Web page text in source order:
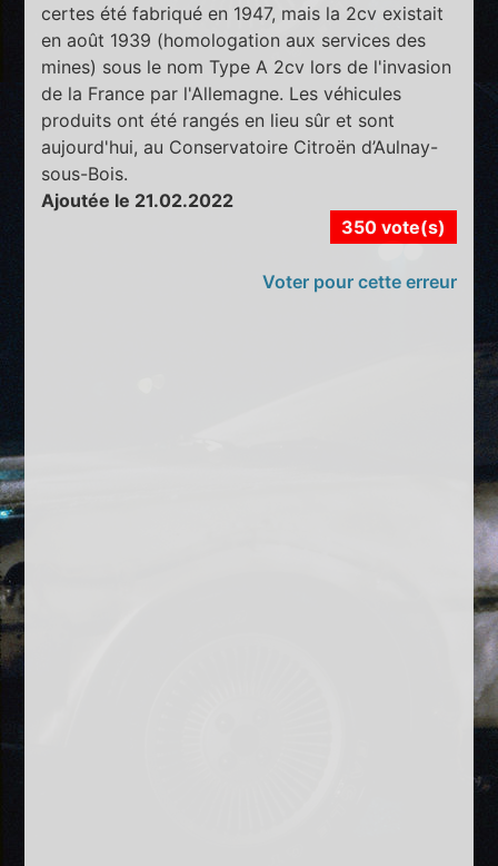
certes été fabriqué en 1947, mais la 2cv existait
en août 1939 (homologation aux services des
mines) sous le nom Type A 2cv lors de l'invasion
de la France par l'Allemagne. Les véhicules
produits ont été rangés en lieu sûr et sont
aujourd'hui, au Conservatoire Citroën d’Aulnay-
sous-Bois.
Ajoutée le 21.02.2022
350 vote(s)
Voter pour cette erreur